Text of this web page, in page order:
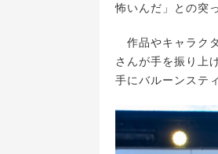
怖いんだ」との突
作品やキャラク
さんが手を振り上
手にバルーンステ